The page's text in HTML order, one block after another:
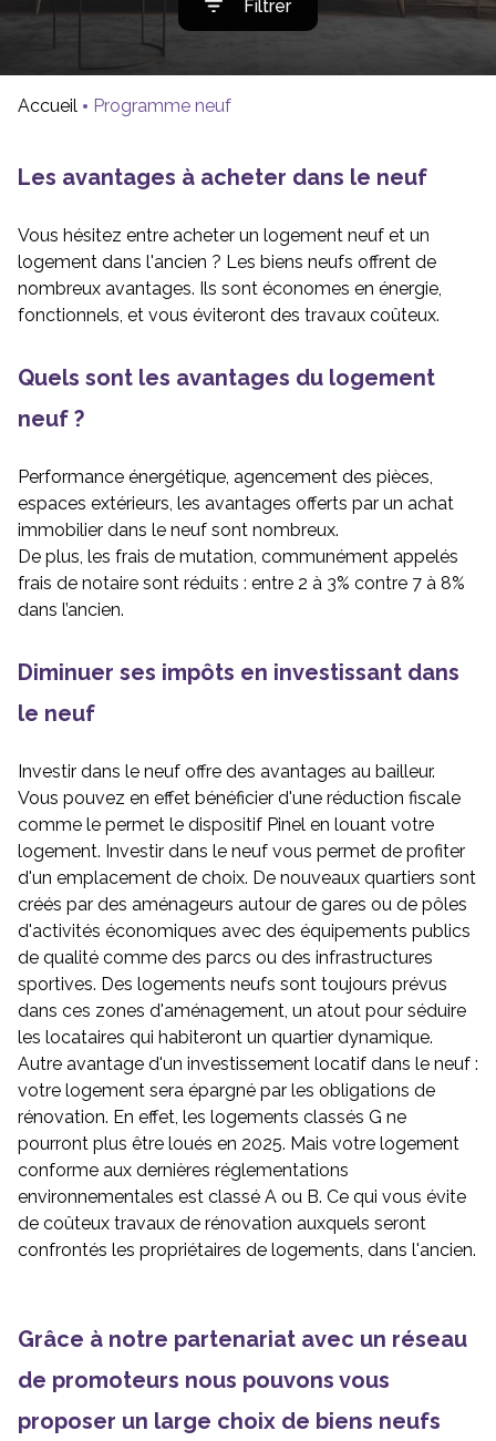
Alerte
e-
Votre
Programme
neuf
Filtrer
Accueil Programme neuf
Les avantages à acheter dans le neuf
Vous hésitez entre acheter un logement neuf et un
logement dans l'ancien ? Les biens neufs offrent de
nombreux avantages. Ils sont économes en énergie,
fonctionnels, et vous éviteront des travaux coûteux.
Quels sont les avantages du logement
neuf ?
Performance énergétique, agencement des pièces,
espaces extérieurs, les avantages offerts par un achat
immobilier dans le neuf sont nombreux.
De plus, les frais de mutation, communément appelés
frais de notaire sont réduits : entre 2 à 3% contre 7 à 8%
dans l’ancien.
Diminuer ses impôts en investissant dans
le neuf
Investir dans le neuf offre des avantages au bailleur.
Vous pouvez en effet bénéficier d'une réduction fiscale
comme le permet le dispositif Pinel en louant votre
logement. Investir dans le neuf vous permet de profiter
d'un emplacement de choix. De nouveaux quartiers sont
créés par des aménageurs autour de gares ou de pôles
d'activités économiques avec des équipements publics
de qualité comme des parcs ou des infrastructures
sportives. Des logements neufs sont toujours prévus
dans ces zones d'aménagement, un atout pour séduire
les locataires qui habiteront un quartier dynamique.
Autre avantage d'un investissement locatif dans le neuf :
votre logement sera épargné par les obligations de
rénovation. En effet, les logements classés G ne
pourront plus être loués en 2025. Mais votre logement
conforme aux dernières réglementations
environnementales est classé A ou B. Ce qui vous évite
de coûteux travaux de rénovation auxquels seront
confrontés les propriétaires de logements, dans l'ancien.
Grâce à notre partenariat avec un réseau
de promoteurs nous pouvons vous
proposer un large choix de biens neufs